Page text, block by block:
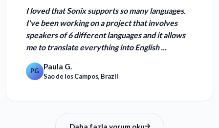
I loved that Sonixsupports so many languages.
I've been working on a project that involves
speakers of 6 different languages and it allows
me to translate everything into English ...
PG Paula G.
Sao de los Campos, Brazil